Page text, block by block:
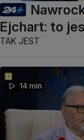
Ejchart: to
TAK JEST
14 min